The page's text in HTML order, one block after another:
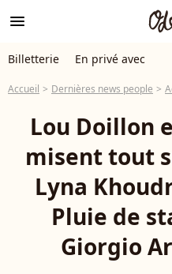
menu
Billetterie En privé avec
Accueil Dernières news people
Lou Doillon
misent tout
Lyna
Pluie de
Giorgio